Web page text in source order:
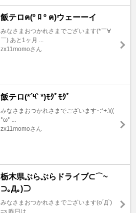
飯テロฅ(º ﾛ º ฅ)ウェーーイ
みなさまおつかれさまでございます(*￣∀
￣) あと1ヶ月 ...
zx11momoさん
飯テロ(*´༥` *)ﾓｸﾞﾓｸﾞ
みなさまおつかれさまでございます･:*+.\((
°ω° ...
zx11momoさん
栃木県ぶらぶらドライブ⊂⌒~
⊃｡Д｡)⊃
みなさまおつかれさまでございます(o´Д`)
=з 昨日は ...